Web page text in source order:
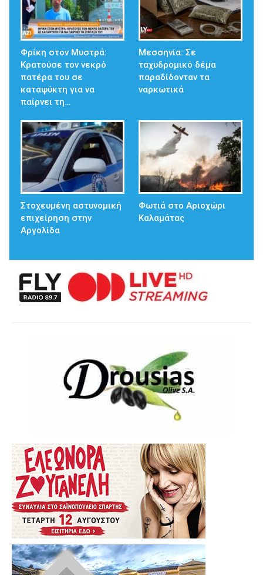
Φρίκη στον Μυστρά:
Κρατούσε τον νεκρό
πατέρα του σε
καταψύκτη για να
παίρνει τη…
Μεσσηνία: Σε
ταχυδρομικό δέμα
παραδίδονταν τα
ναρκωτικά
Στοχευμένη αστυνομική
επιχείρηση στην
Αργολίδα
Φωτιά στο Αριοχώρι
Καλαμάτας